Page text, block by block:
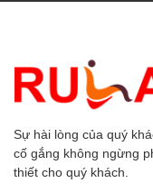
Sự hài lòng của quý
cố gắng không ngừng
thiết cho quý khách.